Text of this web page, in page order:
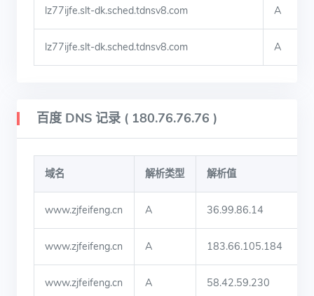
lz77ijfe.slt-dk.sched.tdnsv8.com A
lz77ijfe.slt-dk.sched.tdnsv8.com A
百度 DNS 记录 ( 180.76.76.76 )
域名 解析类型 解析值
www.zjfeifeng.cn A 36.99.86.14
www.zjfeifeng.cn A 183.66.105.184
www.zjfeifeng.cn A 58.42.59.230